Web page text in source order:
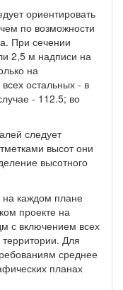
ориентировать
по возможности
При сечении
2,5 м надписи на
на
остальных - в
- 112.5; во
следует
высот они
высотного
на каждом плане
проекте на
с включением всех
Для
среднее
планах